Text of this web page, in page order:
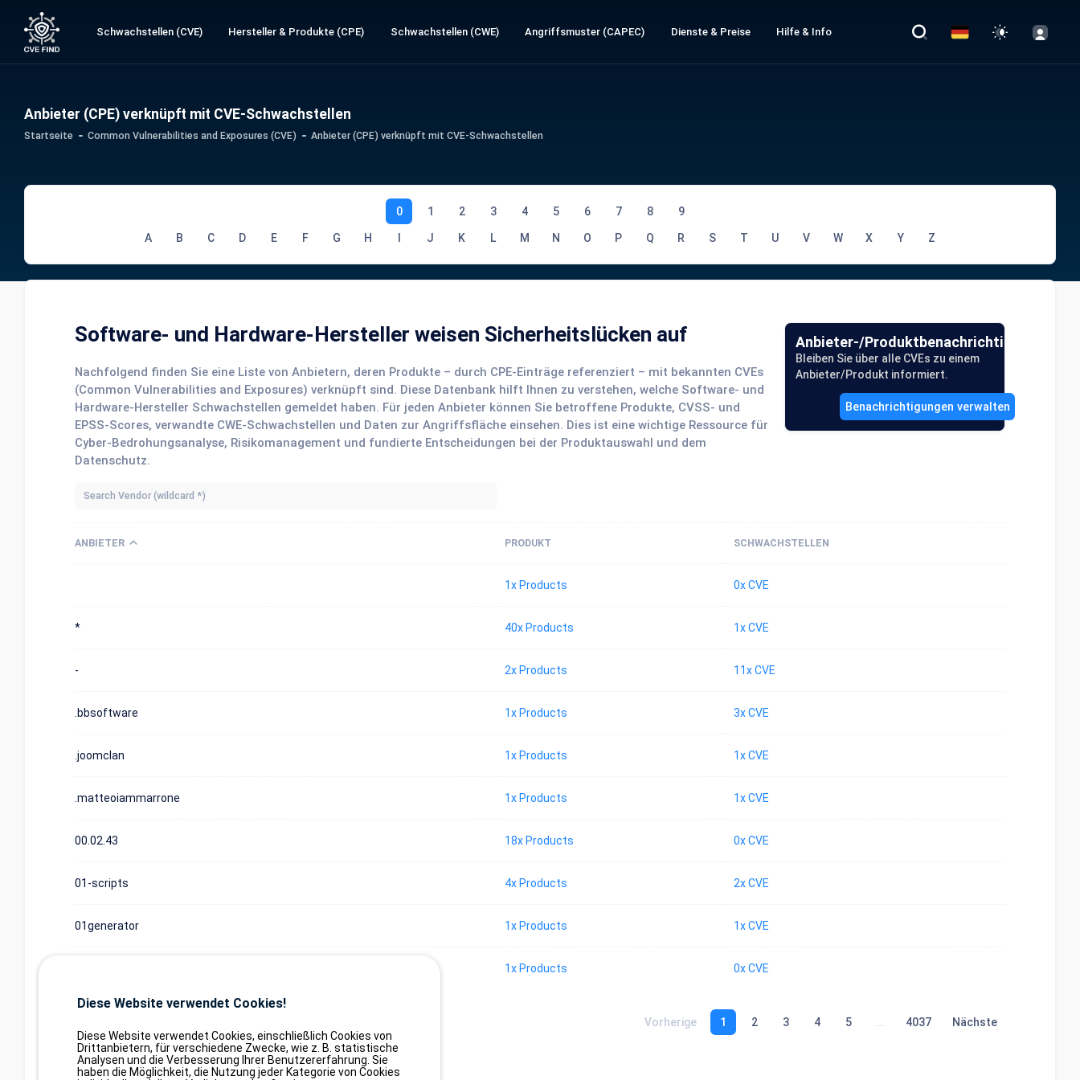
Schwachstellen (CVE) Hersteller & Produkte (CPE) Schwachstellen (CWE) Angriffsmuster (CAPEC) Dienste & Preise Hilfe & Info
Anbieter (CPE) verknüpft mit CVE-Schwachstellen
Startseite Common Vulnerabilities and Exposures (CVE) Anbieter (CPE) verknüpft mit CVE-Schwachstellen
0 1 2 3 4 5 6 7 8 9
A B C D E F G H I J K L M N O P Q R S T U V W X Y Z
Software- und Hardware-Hersteller weisen Sicherheitslücken auf
Nachfolgend finden Sie eine Liste von Anbietern, deren Produkte – durch CPE-Einträge referenziert – mit bekannten CVEs
(Common Vulnerabilities and Exposures) verknüpft sind. Diese Datenbank hilft Ihnen zu verstehen, welche Software- und
Hardware-Hersteller Schwachstellen gemeldet haben. Für jeden Anbieter können Sie betroffene Produkte, CVSS- und
EPSS-Scores, verwandte CWE-Schwachstellen und Daten zur Angriffsfläche einsehen. Dies ist eine wichtige Ressource für
Cyber-Bedrohungsanalyse, Risikomanagement und fundierte Entscheidungen bei der Produktauswahl und dem
Datenschutz.
Anbieter-/Produktbenachrichtigungen
Bleiben Sie über alle CVEs zu einem
Anbieter/Produkt informiert.
Benachrichtigungen verwalten
ANBIETER PRODUKT SCHWACHSTELLEN
1x Products 0x CVE
* 40x Products 1x CVE
- 2x Products 11x CVE
.bbsoftware 1x Products 3x CVE
.joomclan 1x Products 1x CVE
.matteoiammarrone 1x Products 1x CVE
00.02.43 18x Products 0x CVE
01-scripts 4x Products 2x CVE
01generator 1x Products 1x CVE
1x Products 0x CVE
Anzeige von Element 1 bis 10 von 40.368
Elementen insgesamt)
Vorherige 1 2 3 4 5 4037 Nächste
Diese Website verwendet Cookies!
Diese Website verwendet Cookies, einschließlich Cookies von
Drittanbietern, für verschiedene Zwecke, wie z. B. statistische
Analysen und die Verbesserung Ihrer Benutzererfahrung. Sie
haben die Möglichkeit, die Nutzung jeder Kategorie von Cookies